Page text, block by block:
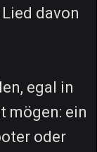
davon
egal in
mögen: ein
oder